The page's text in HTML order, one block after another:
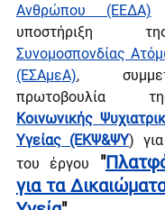
Ανθρώπου (ΕΕΔΑ)
υποστήριξη
Συνομοσπονδίας
(ΕΣΑμεΑ),
πρωτοβουλία
Κοινωνικής
Υγείας (ΕΚΨ&ΨΥ)
του έργου
"
για τα